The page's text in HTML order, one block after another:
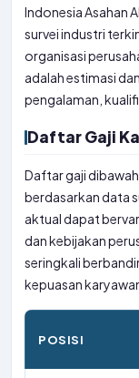
Indonesia Asahan
survei industri
organisasi
adalah estimasi
pengalaman,
Daftar Gaji
Daftar gaji
berdasarkan data
aktual dapat
dan kebijakan
seringkali
kepuasan
POSISI